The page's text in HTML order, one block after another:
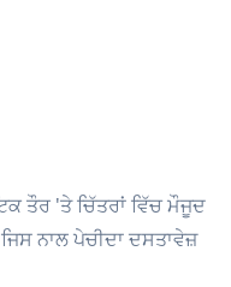
ਤੌਰ 'ਤੇ ਚਿੱਤਰਾਂ ਵਿੱਚ ਮੌਜੂਦ
ਨਾਲ ਪੇਚੀਦਾ ਦਸਤਾਵੇਜ਼